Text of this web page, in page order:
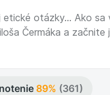
etické otázky… Ako
Čermáka a
89% (361)